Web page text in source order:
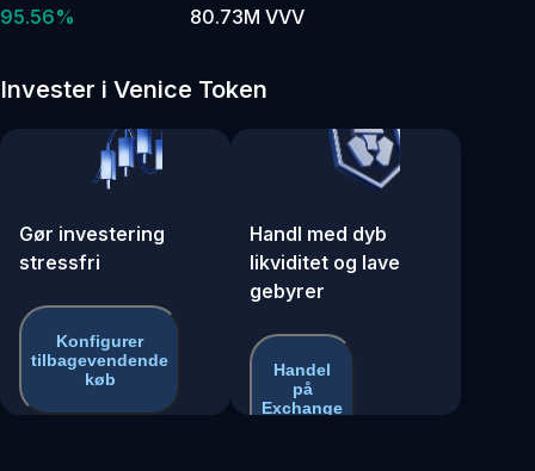
95.56%
80.73M VVV
Invester i Venice Token
Gør investering
stressfri
Konfigurer
tilbagevendende
køb
Handl med dyb
likviditet og lave
gebyrer
Handel
på
Exchange